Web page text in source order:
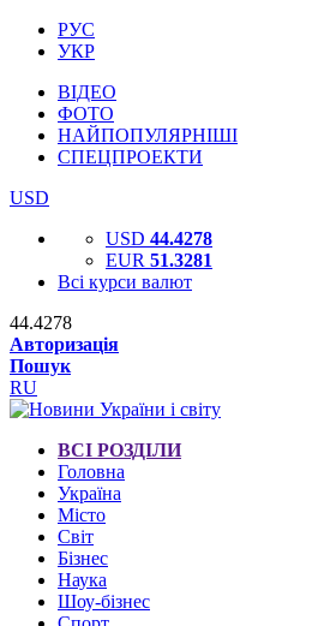
РУС
УКР
ВІДЕО
ФОТО
НАЙПОПУЛЯРНІШІ
СПЕЦПРОЕКТИ
USD
USD 44.4278
EUR 51.3281
Всі курси валют
44.4278
Авторизація
Пошук
RU
ВСІ РОЗДІЛИ
Головна
Україна
Місто
Світ
Бізнес
Наука
Шоу-бізнес